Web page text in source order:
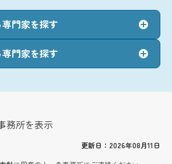
門家を探す
門家を探す
務所を表示
更新日：2026年08月11日